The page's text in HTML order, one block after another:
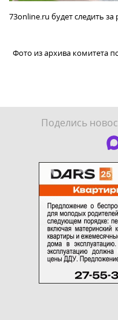
73online.ru будет следить
Фото из архива комитета
Поделись